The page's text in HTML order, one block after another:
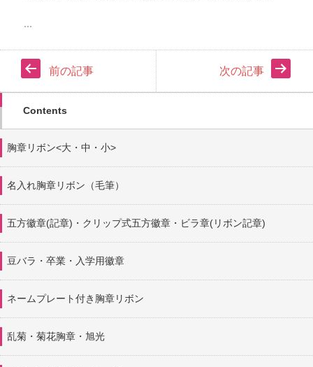
前の記事 次の記事
Contents
胸章リボン<大・中・小>
名入れ胸章リボン（毛筆）
五方徽章(記章)・ クリップ式五方徽章・ビラ章(リボン記章)
豆バラ・卒業・入学用徽章
ネームプレート付き胸章リボン
乱菊・菊花胸章・旭光